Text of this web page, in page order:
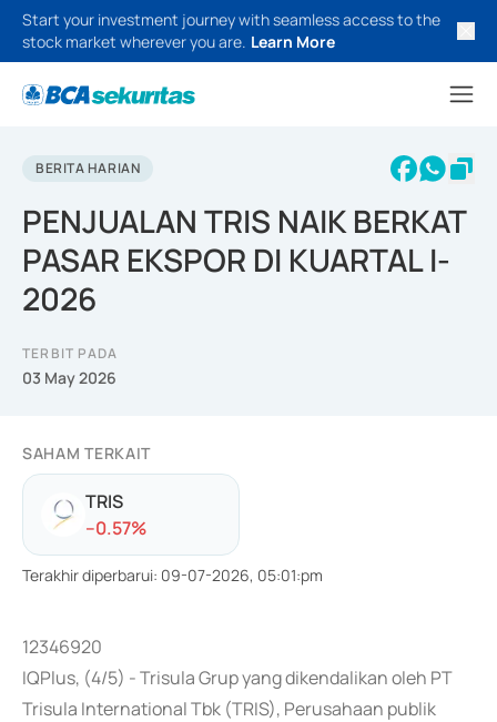
Start your investment journey with seamless access to the
stock market wherever you are. Learn More
BERITA HARIAN
PENJUALAN TRIS NAIK BERKAT
PASAR EKSPOR DI KUARTAL I-
2026
TERBIT PADA
03 May 2026
SAHAM TERKAIT
TRIS
--0.57%
Terakhir diperbarui: 09-07-2026, 05:01:pm
12346920
IQPlus, (4/5) - Trisula Grup yang dikendalikan oleh PT
Trisula International Tbk (TRIS), Perusahaan publik